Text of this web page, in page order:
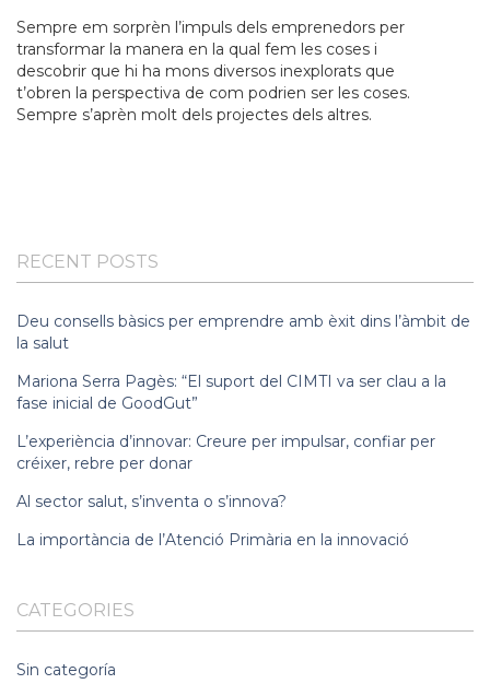
Sempre em sorprèn l’impuls dels emprenedors per
transformar la manera en la qual fem les coses i
descobrir que hi ha mons diversos inexplorats que
t’obren la perspectiva de com podrien ser les coses.
Sempre s’aprèn molt dels projectes dels altres.
RECENT POSTS
Deu consells bàsics per emprendre amb èxit dins l’àmbit de
la salut
Mariona Serra Pagès: “El suport del CIMTI va ser clau a la
fase inicial de GoodGut”
L’experiència d’innovar: Creure per impulsar, confiar per
créixer, rebre per donar
Al sector salut, s’inventa o s’innova?
La importància de l’Atenció Primària en la innovació
CATEGORIES
Sin categoría